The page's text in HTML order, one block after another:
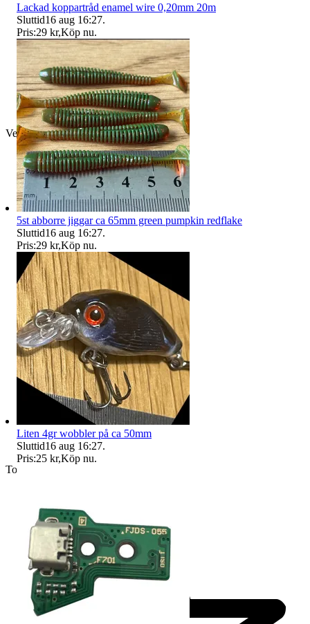
Verifierad
Toppsäljare
Lackad koppartråd enamel wire 0,20mm 20m
Sluttid16 aug 16:27.
Pris:29 kr,Köp nu.
5st abborre jiggar ca 65mm green pumpkin redflake
Sluttid16 aug 16:27.
Pris:29 kr,Köp nu.
Liten 4gr wobbler på ca 50mm
Sluttid16 aug 16:27.
Pris:25 kr,Köp nu.